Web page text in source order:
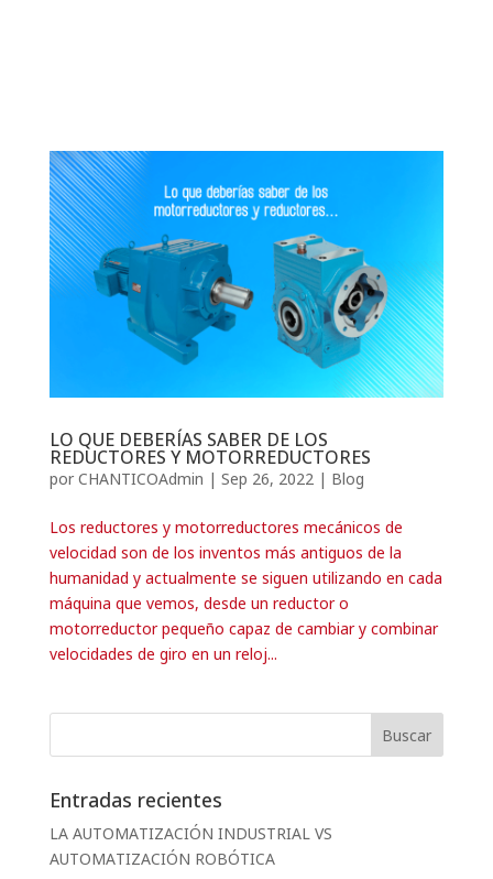
LO QUE DEBERÍAS SABER DE LOS
REDUCTORES Y MOTORREDUCTORES
por CHANTICOAdmin | Sep 26, 2022| Blog
Los reductores y motorreductores mecánicos de
velocidad son de los inventos más antiguos de la
humanidad y actualmente se siguen utilizando en cada
máquina que vemos, desde un reductor o
motorreductor pequeño capaz de cambiar y combinar
velocidades de giro en un reloj...
Entradas recientes
LA AUTOMATIZACIÓN INDUSTRIAL VS
AUTOMATIZACIÓN ROBÓTICA